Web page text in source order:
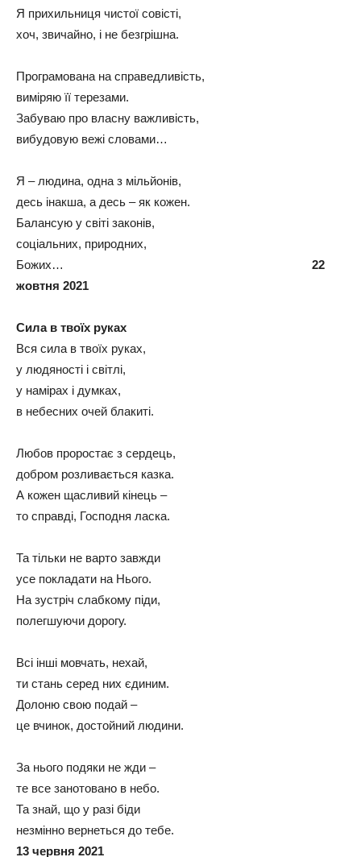
Я прихильниця чистої совісті,
хоч, звичайно, і не безгрішна.
Програмована на справедливість,
виміряю її терезами.
Забуваю про власну важливість,
вибудовую вежі словами…
Я – людина, одна з мільйонів,
десь інакша, а десь – як кожен.
Балансую у світі законів,
соціальних, природних,
Божих… 22
жовтня 2021
Сила в твоїх руках
Вся сила в твоїх руках,
у людяності і світлі,
у намірах і думках,
в небесних очей блакиті.
Любов проростає з сердець,
добром розливається казка.
А кожен щасливий кінець –
то справді, Господня ласка.
Та тільки не варто завжди
усе покладати на Нього.
На зустріч слабкому піди,
полегшуючи дорогу.
Всі інші мовчать, нехай,
ти стань серед них єдиним.
Долоню свою подай –
це вчинок, достойний людини.
За нього подяки не жди –
те все занотовано в небо.
Та знай, що у разі біди
незмінно вернеться до тебе.
13 червня 2021